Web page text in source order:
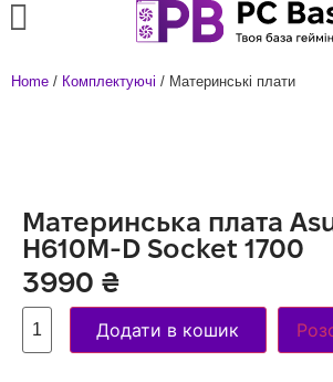
Home / Комплектуючі / Материнські плати
Материнська плата
H610M-D Socket 1700
3990 ₴
Додати в кошик